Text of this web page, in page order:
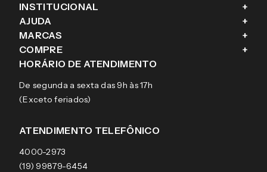
INSTITUCIONAL +
Fale conosco
Blog
Sobre a eÓtica
Aviso de privacidade
Termos e condições de uso
AJUDA +
Como comprar
Trocas e Devoluções
Pagamentos
Garantias
MARCAS +
Ray-Ban
Tecnol
Arnette
Burberry
COMPRE +
Óculos de sol
Lentes de contato
HORÁRIO DE ATENDIMENTO
De segunda a sexta das 9h às 17h
(Exceto feriados)
ATENDIMENTO TELEFÔNICO
4000-2973
(19) 99879-6454